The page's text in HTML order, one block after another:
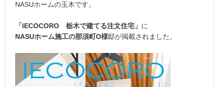
NASUホームの玉木です。
「IECOCORO 栃木で建てる注文住宅」 に
NASUホーム施工の那須町O様邸が掲載されました。